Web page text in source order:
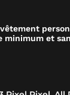
minimum et